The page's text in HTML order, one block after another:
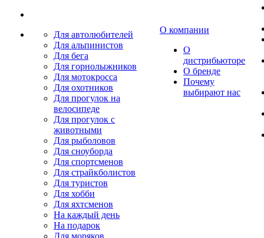
Для автолюбителей
Для альпинистов
Для бега
Для горнолыжников
Для мотокросса
Для охотников
Для прогулок на
велосипеде
Для прогулок с
животными
Для рыболовов
Для сноуборда
Для спортсменов
Для страйкболистов
Для туристов
Для хобби
Для яхтсменов
На каждый день
На подарок
Для моряков
О компании
О
дистрибьюторе
О бренде
Почему
выбирают нас